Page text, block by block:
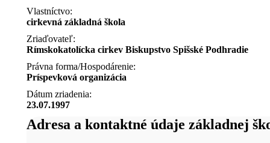
Vlastníctvo:
cirkevná základná škola
Zriaďovateľ:
Rímskokatolícka cirkev Biskupstvo Spišské Podhradie
Právna forma/Hospodárenie:
Príspevková organizácia
Dátum zriadenia:
23.07.1997
Adresa a kontaktné údaje základnej